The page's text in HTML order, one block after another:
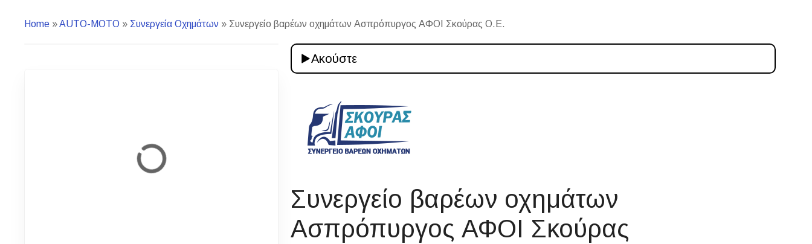
Home »AUTO-MOTO » Συνεργεία Οχημάτων » Συνεργείο βαρέων οχημάτων Ασπρόπυργος ΑΦΟΙ Σκούρας Ο.Ε.
Ακούστε
Συνεργείο βαρέων οχημάτων
Ασπρόπυργος ΑΦΟΙ Σκούρας